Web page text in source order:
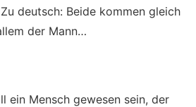
deutsch: Beide kommen gleich
der Mann…
ein Mensch gewesen sein, der